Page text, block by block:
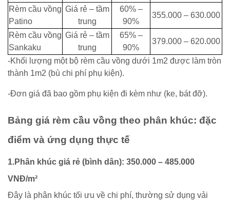
Rèm cầu vồng
Patino
Giá rẻ – tầm
trung
60% –
90%
355.000 – 630.000
Rèm cầu vồng
Sankaku
Giá rẻ – tầm
trung
65% –
90%
379.000 – 620.000
-Khối lượng một bộ rèm cầu vồng dưới 1m2 được làm tròn
thành 1m2 (bù chi phí phụ kiện).
-Đơn giá đã bao gồm phụ kiện đi kèm như (ke, bát đỡ).
Bảng giá rèm cầu vồng theo phân khúc: đặc
điểm và ứng dụng thực tế
1.Phân khúc giá rẻ (bình dân): 350.000 – 485.000
VNĐ/m²
Đây là phân khúc tối ưu về chi phí, thường sử dụng vải